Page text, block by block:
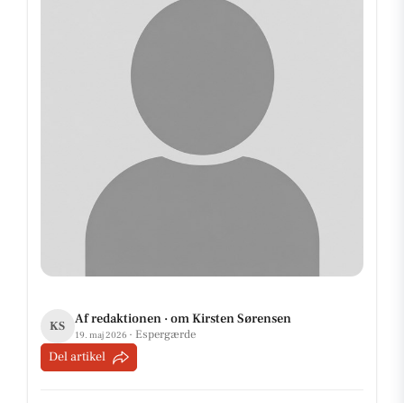
KS Af redaktionen · om Kirsten Sørensen
19. maj 2026 · Espergærde
Del artikel